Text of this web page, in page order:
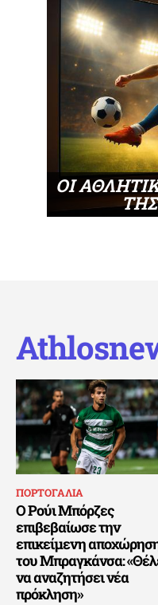
ΟΙ
ΠΟΡΤΟΓΑΛΙΑ
Ο Ρούι Μπόρζες
επιβεβαίωσε την
επικείμενη
του Μπραγκάνσα:
να αναζητήσει νέα
πρόκληση»